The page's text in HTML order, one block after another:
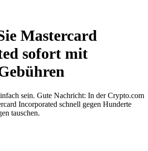
Mastercard
sofort mit
sein. Gute Nachricht: In der Crypto.com
Incorporated schnell gegen Hunderte
tauschen.